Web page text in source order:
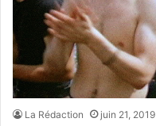
La Rédaction juin 21, 2019